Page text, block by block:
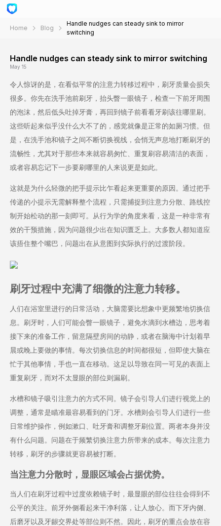
Home Blog
Handle nudges can steady sink to mirror
switching
Handle nudges can steady sink to mirror switching
May 15
令人惊讶的是，在看似平常的注意力转移过程中，刷牙质量会损失
很多。你先在洗手池前刷牙，抬头瞥一眼镜子，检查一下前牙周围
的泡沫，然后低头吐掉牙膏，再回到镜子前看看牙刷该往哪里刷。
这些听起来似乎没什么大不了的，感觉就像是正常的如厕习惯。但
是，在洗手池和镜子之间不断切换视线，会悄无声息地打断刷牙的
流畅性，尤其对于那些本来就容易匆忙、重复刷容易清洁的表面，
或者容易忘记下一步要刷哪里的人来说更是如此。
这就是为什么轻微的把手提示比乍看起来更重要的原因。通过把手
传递的小提示无需解释整个流程，只需捕捉到注意力分散、路线控
制开始松动的那一刻即可。从行为学的角度来看，这是一种非常有
效的干预措施，因为问题很少出在知识匮乏上。大多数人都知道应
该捂住整个嘴巴，问题出在从意图到实际执行的过渡阶段。
刷牙过程中充满了细微的注意力转移。
人们在浴室里进行的日常活动，大脑需要比想象中更频繁地切换信
息。刷牙时，人们可能会瞥一眼镜子，避免水滴到水槽边，思考着
接下来的准备工作，留意隔壁房间的动静，或者在脑海中计划着早
晨或晚上要做的事情。每次切换信息的时间都很短，但即使大脑在
忙于其他事情，手也一直在移动。这足以导致在同一可见的表面上
重复刷牙，而对不太显眼的部位则漏刷。
水槽和镜子吸引注意力的方式不同。镜子会引导人们进行视觉上的
调整，通常是瞄准最容易看到的门牙。水槽则会引导人们进行一些
日常维护操作，例如漱口、吐牙膏和调整牙刷位置。两者本身并没
有什么问题。问题在于频繁切换注意力所带来的成本。每次注意力
转移，刷牙的步骤就更容易被打断。
当注意力分散时，显眼区域会占据优势。
当人们在刷牙过程中过度依赖镜子时，最显眼的部位往往会得到不
公平的关注。前牙外侧看起来干净利落，让人放心。而下牙内侧、
后磨牙以及牙龈交界处等部位则不然。因此，刷牙的重点会放在容